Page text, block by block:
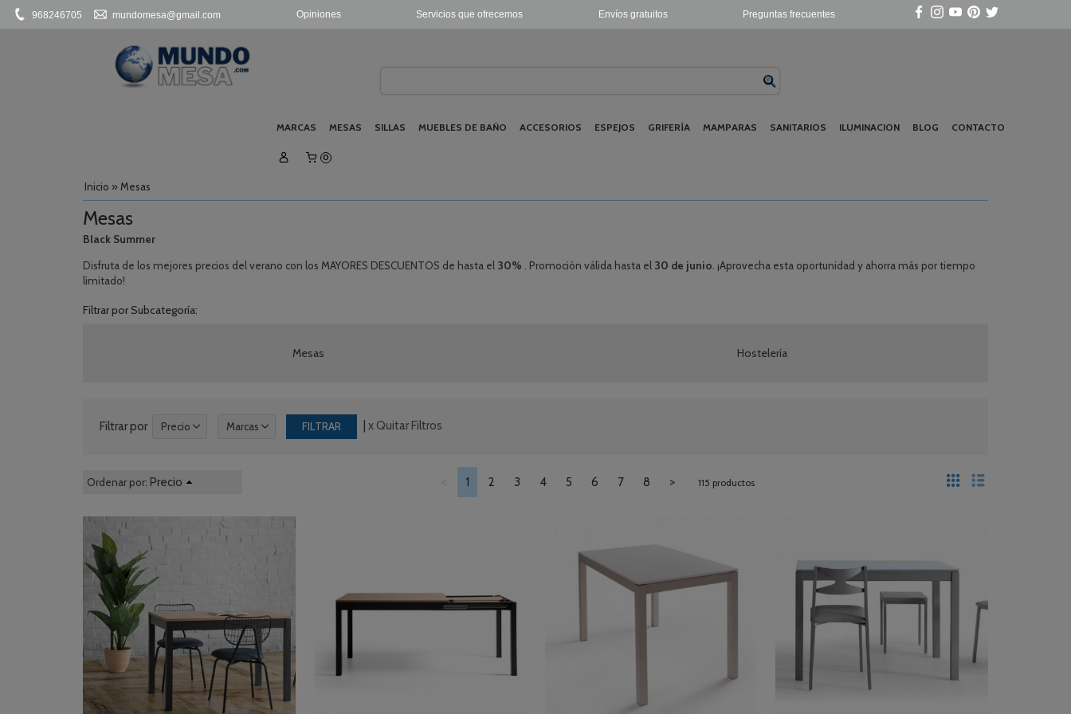
Preguntas frecuentes
Envíos gratuitos
Servicios que ofrecemos
Opiniones
968246705 mundomesa@gmail.com
MARCAS MESAS SILLAS MUEBLES DE BAÑO ACCESORIOS ESPEJOS GRIFERÍA MAMPARAS SANITARIOS ILUMINACION BLOG CONTACTO
0
Inicio » Mesas
Mesas
Black Summer
Disfruta de los mejores precios del verano con los MAYORES DESCUENTOS de hasta el 30% . Promoción válida hasta el 30 de junio . ¡Aprovecha esta oportunidad y ahorra más por tiempo
limitado!
Filtrar por Subcategoría:
Mesas Hostelería
Filtrar por Precio Marcas x Quitar Filtros
Ordenar por: Precio 1 2 3 4 5 6 7 8 > 115 productos